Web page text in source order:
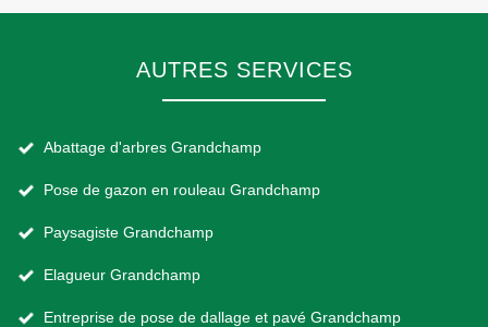
AUTRES SERVICES
Abattage d'arbres Grandchamp
Pose de gazon en rouleau Grandchamp
Paysagiste Grandchamp
Elagueur Grandchamp
Entreprise de pose de dallage et pavé Grandchamp